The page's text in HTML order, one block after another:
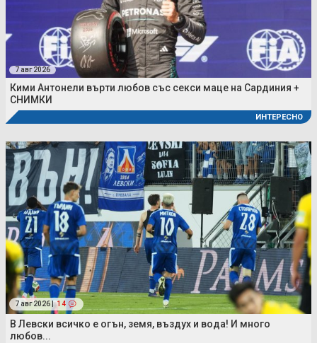
7 авг 2026
Кими Антонели върти любов със секси маце на Сардиния +
СНИМКИ
ИНТЕРЕСНО
7 авг 2026 | 14
В Левски всичко е огън, земя, въздух и вода! И много
любов...